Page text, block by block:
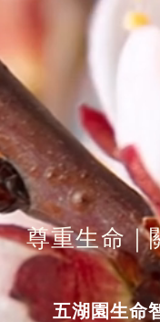
尊重生命｜
五湖園生命